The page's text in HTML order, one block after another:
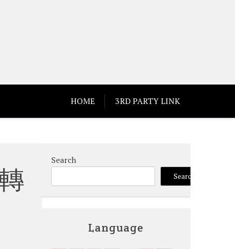
HOME 3RD PARTY LINK
Search
Search
Language